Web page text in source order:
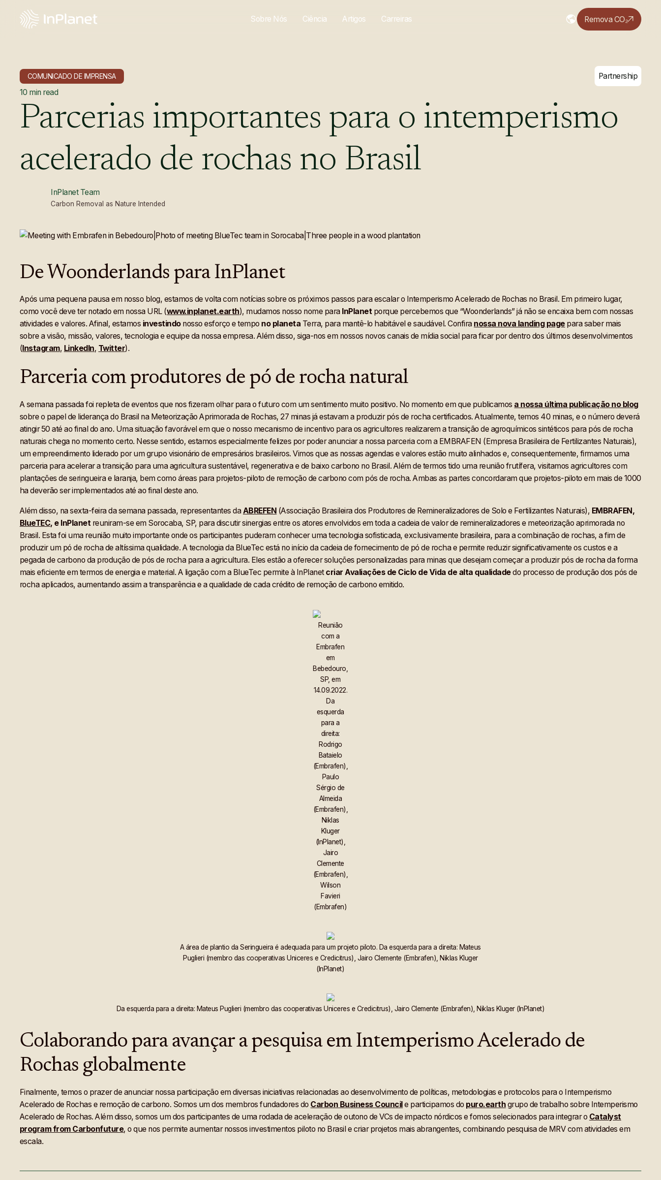
Sobre Nós Ciência Artigos Carreiras Remova CO₂
COMUNICADO DE IMPRENSA
Partnership
10 min read
Parcerias importantes para o intemperismo
acelerado de rochas no Brasil
InPlanet Team
Carbon Removal as Nature Intended
De Woonderlands para InPlanet
Após uma pequena pausa em nosso blog, estamos de volta com notícias sobre os próximos passos para escalar o Intemperismo Acelerado de Rochas no Brasil. Em primeiro lugar,
como você deve ter notado em nossa URL (www.inplanet.earth), mudamos nosso nome para InPlanetporque percebemos que “Woonderlands” já não se encaixa bem com nossas
atividades e valores. Afinal, estamos investindo nosso esforço e tempo no planeta Terra, para mantê-lo habitável e saudável. Confira nossa nova landing pagepara saber mais
sobre a visão, missão, valores, tecnologia e equipe da nossa empresa. Além disso, siga-nos em nossos novos canais de mídia social para ficar por dentro dos últimos desenvolvimentos
( Instagram, LinkedIn, Twitter).
Parceria com produtores de pó de rocha natural
A semana passada foi repleta de eventos que nos fizeram olhar para o futuro com um sentimento muito positivo. No momento em que publicamos a nossa última publicação no blog
sobre o papel de liderança do Brasil na Meteorização Aprimorada de Rochas, 27 minas já estavam a produzir pós de rocha certificados. Atualmente, temos 40 minas, e o número deverá
atingir 50 até ao final do ano. Uma situação favorável em que o nosso mecanismo de incentivo para os agricultores realizarem a transição de agroquímicos sintéticos para pós de rocha
naturais chega no momento certo. Nesse sentido, estamos especialmente felizes por poder anunciar a nossa parceria com a EMBRAFEN (Empresa Brasileira de Fertilizantes Naturais),
um empreendimento liderado por um grupo visionário de empresários brasileiros. Vimos que as nossas agendas e valores estão muito alinhados e, consequentemente, firmamos uma
parceria para acelerar a transição para uma agricultura sustentável, regenerativa e de baixo carbono no Brasil. Além de termos tido uma reunião frutífera, visitamos agricultores com
plantações de seringueira e laranja, bem como áreas para projetos-piloto de remoção de carbono com pós de rocha. Ambas as partes concordaram que projetos-piloto em mais de 1000
ha deverão ser implementados até ao final deste ano.
Além disso, na sexta-feira da semana passada, representantes da ABREFEN (Associação Brasileira dos Produtores de Remineralizadores de Solo e Fertilizantes Naturais), EMBRAFEN,
BlueTEC, e InPlanet reuniram-se em Sorocaba, SP, para discutir sinergias entre os atores envolvidos em toda a cadeia de valor de remineralizadores e meteorização aprimorada no
Brasil. Esta foi uma reunião muito importante onde os participantes puderam conhecer uma tecnologia sofisticada, exclusivamente brasileira, para a combinação de rochas, a fim de
produzir um pó de rocha de altíssima qualidade. A tecnologia da BlueTec está no início da cadeia de fornecimento de pó de rocha e permite reduzir significativamente os custos e a
pegada de carbono da produção de pós de rocha para a agricultura. Eles estão a oferecer soluções personalizadas para minas que desejam começar a produzir pós de rocha da forma
mais eficiente em termos de energia e material. A ligação com a BlueTec permite à InPlanet criar Avaliações de Ciclo de Vida de alta qualidadedo processo de produção dos pós de
rocha aplicados, aumentando assim a transparência e a qualidade de cada crédito de remoção de carbono emitido.
Reunião
com a
Embrafen
em
Bebedouro,
SP, em
14.09.2022.
Da
esquerda
para a
direita:
Rodrigo
Bataielo
(Embrafen),
Paulo
Sérgio de
Almeida
(Embrafen),
Niklas
Kluger
(InPlanet),
Jairo
Clemente
(Embrafen),
Wilson
Favieri
(Embrafen)
A área de plantio da Seringueira é adequada para um projeto piloto. Da esquerda para a direita: Mateus
Puglieri (membro das cooperativas Uniceres e Credicitrus), Jairo Clemente (Embrafen), Niklas Kluger
(InPlanet)
Da esquerda para a direita: Mateus Puglieri (membro das cooperativas Uniceres e Credicitrus), Jairo Clemente (Embrafen), Niklas Kluger (InPlanet)
Colaborando para avançar a pesquisa em Intemperismo Acelerado de
Rochas globalmente
Finalmente, temos o prazer de anunciar nossa participação em diversas iniciativas relacionadas ao desenvolvimento de políticas, metodologias e protocolos para o Intemperismo
Acelerado de Rochas e remoção de carbono. Somos um dos membros fundadores do Carbon Business Councile participamos do puro.earth grupo de trabalho sobre Intemperismo
Acelerado de Rochas. Além disso, somos um dos participantes de uma rodada de aceleração de outono de VCs de impacto nórdicos e fomos selecionados para integrar o Catalyst
program from Carbonfuture, o que nos permite aumentar nossos investimentos piloto no Brasil e criar projetos mais abrangentes, combinando pesquisa de MRV com atividades em
escala.